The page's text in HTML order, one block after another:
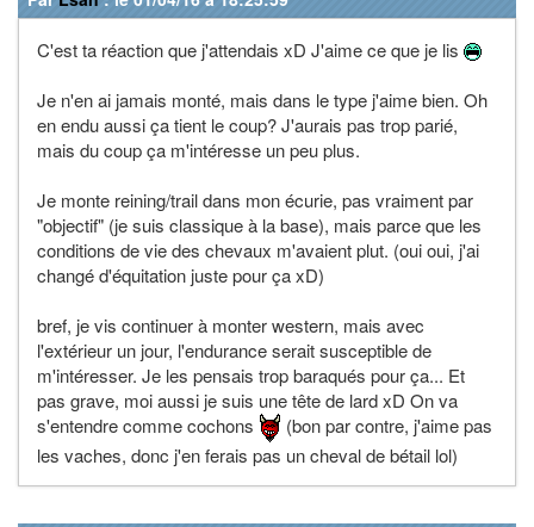
C'est ta réaction que j'attendais xD J'aime ce que je lis
Je n'en ai jamais monté, mais dans le type j'aime bien. Oh
en endu aussi ça tient le coup? J'aurais pas trop parié,
mais du coup ça m'intéresse un peu plus.
Je monte reining/trail dans mon écurie, pas vraiment par
"objectif" (je suis classique à la base), mais parce que les
conditions de vie des chevaux m'avaient plut. (oui oui, j'ai
changé d'équitation juste pour ça xD)
bref, je vis continuer à monter western, mais avec
l'extérieur un jour, l'endurance serait susceptible de
m'intéresser. Je les pensais trop baraqués pour ça... Et
pas grave, moi aussi je suis une tête de lard xD On va
s'entendre comme cochons
(bon par contre, j'aime pas
les vaches, donc j'en ferais pas un cheval de bétail lol)